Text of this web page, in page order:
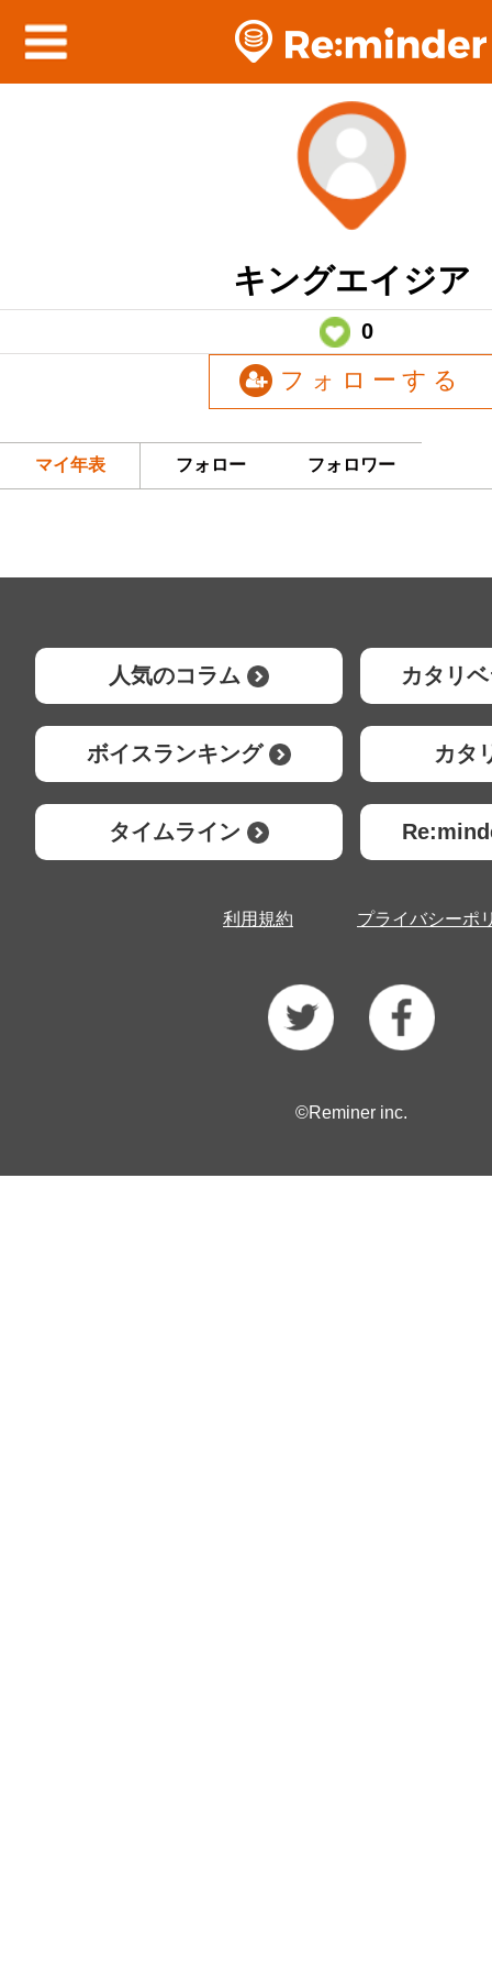
キングエイジア
0
フォローする
マイ年表 フォロー フォロワー
人気のコラム カタリ
ボイスランキング カタ
タイムライン
利用規約 プライバシーポ
©Reminer inc.